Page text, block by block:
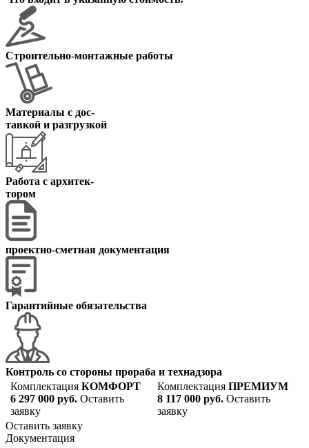
Строительно-монтажные работы
Материалы с дос-
тавкой и разгрузкой
Работа с архитек-
тором
проектно-сметная документация
Гарантийные обязательства
Контроль со стороны прораба и технадзора
Комплектация КОМФОРТ
6 297 000 руб. Оставить
заявку
Комплектация ПРЕМИУМ
8 117 000 руб. Оставить
заявку
Оставить заявку
Документация